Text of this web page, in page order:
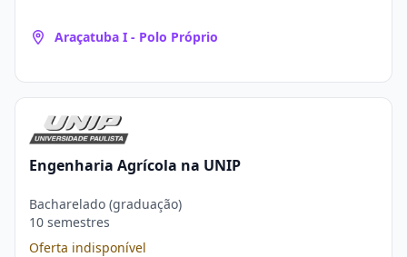
Araçatuba I - Polo Próprio
Engenharia Agrícola na UNIP
Bacharelado (graduação)
10 semestres
Oferta indisponível